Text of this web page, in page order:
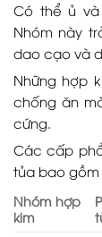
Có thể ủ
Nhóm này
dao cạo và
Những hợp
chống ăn
cứng.
Các cấp
tủa bao gồm
Nhóm hợp
kim